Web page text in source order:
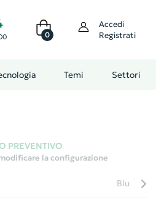
0
Accedi
Registrati
Temi Settori
PREVENTIVO
la configurazione
Blu